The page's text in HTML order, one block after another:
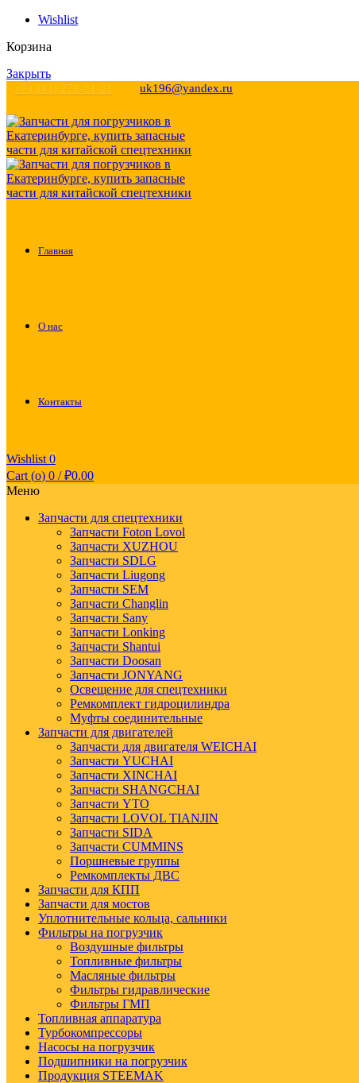
Wishlist
Корзина
Закрыть
+7 (343) 271-21-21 uk196@yandex.ru
Главная
О нас
Контакты
Wishlist 0
Cart (o) 0 / ₽0.00
Меню
Запчасти для спецтехники
Запчасти Foton Lovol
Запчасти XUZHOU
Запчасти SDLG
Запчасти Liugong
Запчасти SEM
Запчасти Changlin
Запчасти Sany
Запчасти Lonking
Запчасти Shantui
Запчасти Doosan
Запчасти JONYANG
Освещение для спецтехники
Ремкомплект гидроцилиндра
Муфты соединительные
Запчасти для двигателей
Запчасти для двигателя WEICHAI
Запчасти YUCHAI
Запчасти XINCHAI
Запчасти SHANGCHAI
Запчасти YTO
Запчасти LOVOL TIANJIN
Запчасти SIDA
Запчасти CUMMINS
Поршневые группы
Ремкомплекты ДВС
Запчасти для КПП
Запчасти для мостов
Уплотнительные кольца, сальники
Фильтры на погрузчик
Воздушные фильтры
Топливные фильтры
Масляные фильтры
Фильтры гидравлические
Фильтры ГМП
Топливная аппаратура
Турбокомпрессоры
Насосы на погрузчик
Подшипники на погрузчик
Продукция STEEMAK